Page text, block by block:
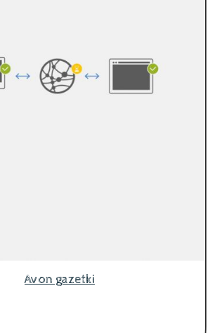
Avon gazetki